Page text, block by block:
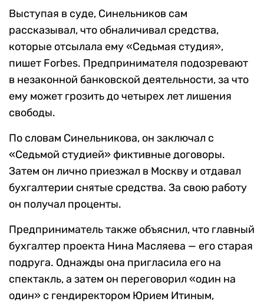
Выступая в суде, Синельников сам
рассказывал, что обналичивал средства,
которые отсылала ему «Седьмая студия»,
пишет Forbes. Предпринимателя подозревают
в незаконной банковской деятельности, за что
ему может грозить до четырех лет лишения
свободы.
По словам Синельникова, он заключал с
«Седьмой студией» фиктивные договоры.
Затем он лично приезжал в Москву и отдавал
бухгалтерии снятые средства. За свою работу
он получал проценты.
Предприниматель также объяснил, что главный
бухгалтер проекта Нина Масляева — его старая
подруга. Однажды она пригласила его на
спектакль, а затем он переговорил «один на
один» с гендиректором Юрием Итиным,